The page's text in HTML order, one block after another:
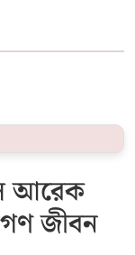
আরেক
জীবন